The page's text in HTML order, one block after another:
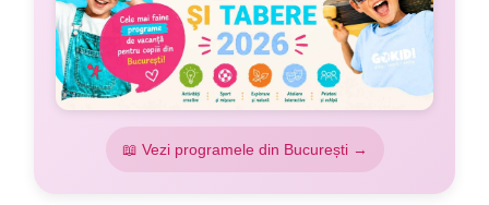
📖 Vezi programele din București →